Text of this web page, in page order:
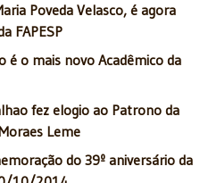
Poveda Velasco, é agora
FAPESP
é o mais novo Acadêmico da
fez elogio ao Patrono da
Leme
do 39º aniversário da